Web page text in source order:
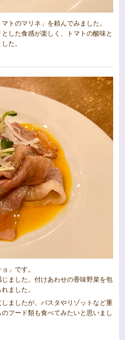
トのマリネ」を頼んでみました。
した食感が楽しく、トマトの酸味と
た。
」です。
ました。付けあわせの香味野菜を包
ました。
ましたが、パスタやリゾットなど重
フード類も食べてみたいと思いまし